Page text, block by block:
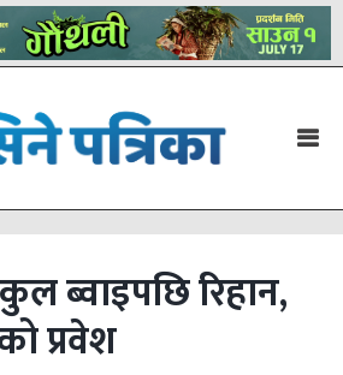
ब्वाइपछि रिहान,
प्रवेश